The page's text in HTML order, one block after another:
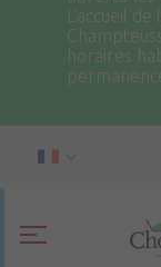
L'accueil
horaires